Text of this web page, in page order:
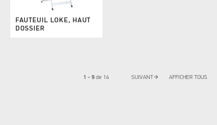
FAUTEUIL LOKE, HAUT
DOSSIER
1 - 9 de 14 SUIVANT arrow_forward AFFICHER TOUS